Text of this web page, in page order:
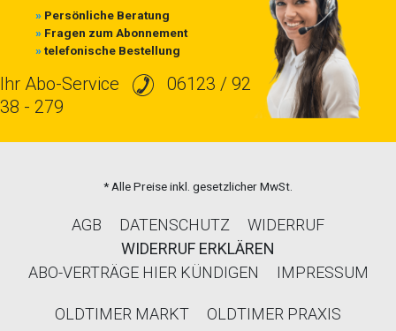
» Persönliche Beratung
» Fragen zum Abonnement
»telefonische Bestellung
Ihr Abo-Service
06123 / 92
38 - 279
* Alle Preise inkl. gesetzlicher MwSt.
AGB DATENSCHUTZ
WIDERRUF
WIDERRUF ERKLÄREN
ABO-VERTRÄGE HIER KÜNDIGEN
IMPRESSUM
OLDTIMER MARKT
OLDTIMER PRAXIS